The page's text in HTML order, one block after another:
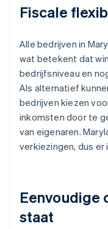
Fiscale
Alle bedrijven in
wat betekent dat
bedrijfsniveau en
Als alternatief
bedrijven kiezen
inkomsten door te
van eigenaren.
verkiezingen, dus
Eenvoudige
staat